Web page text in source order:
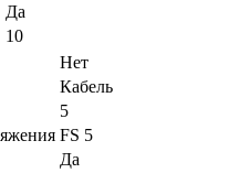
Да
10
Нет
Кабель
5
FS 5
Да